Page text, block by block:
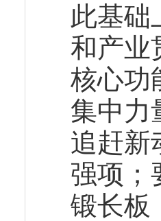
此基础
和产业
核心功
集中力
追赶新
强项；
锻长板